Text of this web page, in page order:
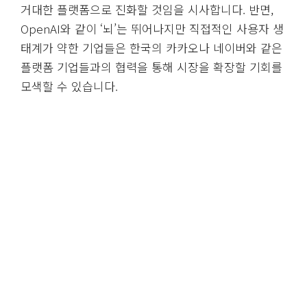
거대한 플랫폼으로 진화할 것임을 시사합니다. 반면,
OpenAI와 같이 ‘뇌’는 뛰어나지만 직접적인 사용자 생
태계가 약한 기업들은 한국의 카카오나 네이버와 같은
플랫폼 기업들과의 협력을 통해 시장을 확장할 기회를
모색할 수 있습니다.